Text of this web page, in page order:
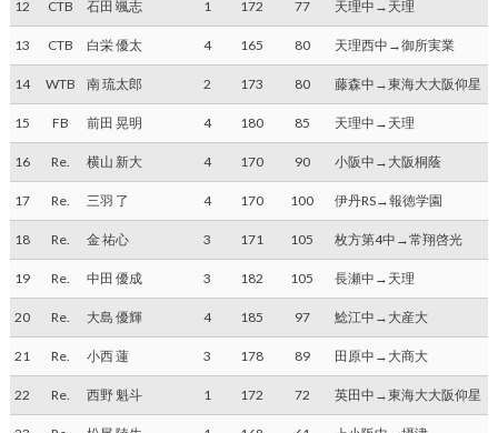
12 CTB 石田 颯志 1 172 77 天理中→天理
13 CTB 白栄 優太 4 165 80 天理西中→御所実業
14 WTB 南 琉太郎 2 173 80 藤森中→東海大大阪仰星
15 FB 前田 晃明 4 180 85 天理中→天理
16 Re. 横山 新大 4 170 90 小阪中→大阪桐蔭
17 Re. 三羽 了 4 170 100 伊丹RS→報徳学園
18 Re. 金 祐心 3 171 105 枚方第4中→常翔啓光
19 Re. 中田 優成 3 182 105 長瀬中→天理
20 Re. 大島 優輝 4 185 97 鯰江中→大産大
21 Re. 小西 蓮 3 178 89 田原中→大商大
22 Re. 西野 魁斗 1 172 72 英田中→東海大大阪仰星